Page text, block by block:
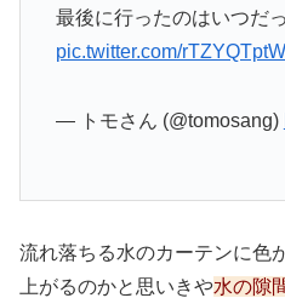
最後に行ったのはいつだ
pic.twitter.com/
— トモさん (@tomosang)
流れ落ちる水のカーテンに色
上がるのかと思いきや水の隙